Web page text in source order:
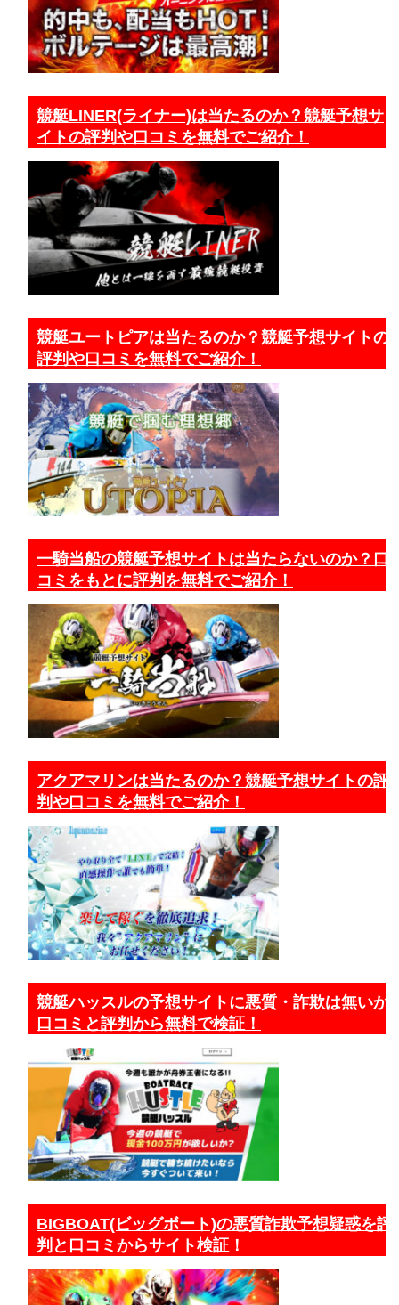
競艇LINER(ライナー)は当たるのか？競艇予想サ
イトの評判や口コミを無料でご紹介！
競艇ユートピアは当たるのか？競艇予想サイトの
評判や口コミを無料でご紹介！
一騎当船の競艇予想サイトは当たらないのか？口
コミをもとに評判を無料でご紹介！
アクアマリンは当たるのか？競艇予想サイトの評
判や口コミを無料でご紹介！
競艇ハッスルの予想サイトに悪質・詐欺は無いか
口コミと評判から無料で検証！
BIGBOAT(ビッグボート)の悪質詐欺予想疑惑を評
判と口コミからサイト検証！